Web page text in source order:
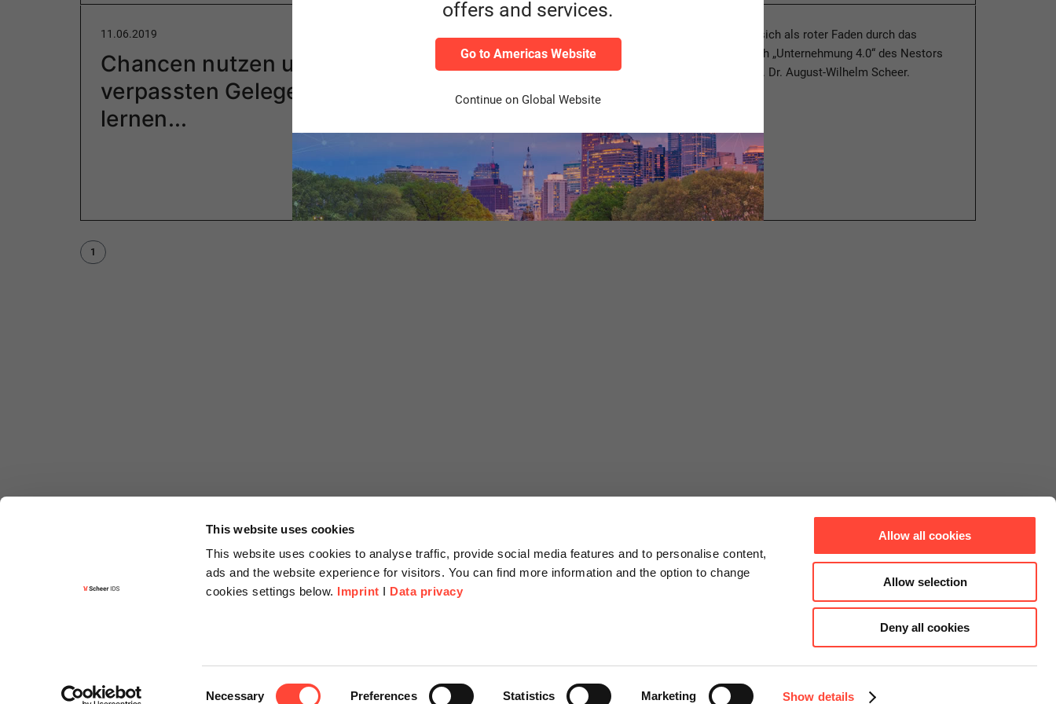
This website uses cookies
This website uses cookies to analyse traffic, provide social media features and to personalise content,
ads and the website experience for visitors. You can find more information and the option to change
cookies settings below. Imprint I Data privacy
Necessary Preferences Statistics Marketing Show details
Allow all cookies
Allow selection
Deny all cookies
11.06.2019
Chancen nutzen und aus
verpassten Gelegenheiten
lernen...
Head of Marketing Scheer IDS
Category
Industrie 4.0
…dieser Ratschlag zieht sich als roter Faden durch das
kürzlich erschienene Buch „Unternehmung 4.0“ des Nestors
der europäischen IT, Prof. Dr. August-Wilhelm Scheer.
Weiterlesen
1
Kontakt
Angebotsanfrage
Über Uns
Scheer Group
Instagram
Facebook
offers and services.
Go to Americas Website
Continue on Global Website